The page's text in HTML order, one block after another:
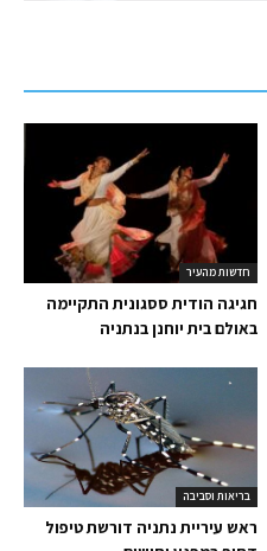
חדשות מהעיר
חגיגה הודית ססגונית התקיימה
באולם בית יוחנן בנתניה
בריאות וסביבה
ראש עיריית נתניה דורשת טיפול